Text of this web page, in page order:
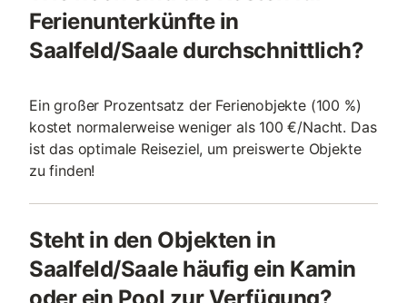
Ferienunterkünfte in
Saalfeld/Saale durchschnittlich?
Ein großer Prozentsatz der Ferienobjekte (100 %)
kostet normalerweise weniger als 100 €/Nacht. Das
ist das optimale Reiseziel, um preiswerte Objekte
zu finden!
Steht in den Objekten in
Saalfeld/Saale häufig ein Kamin